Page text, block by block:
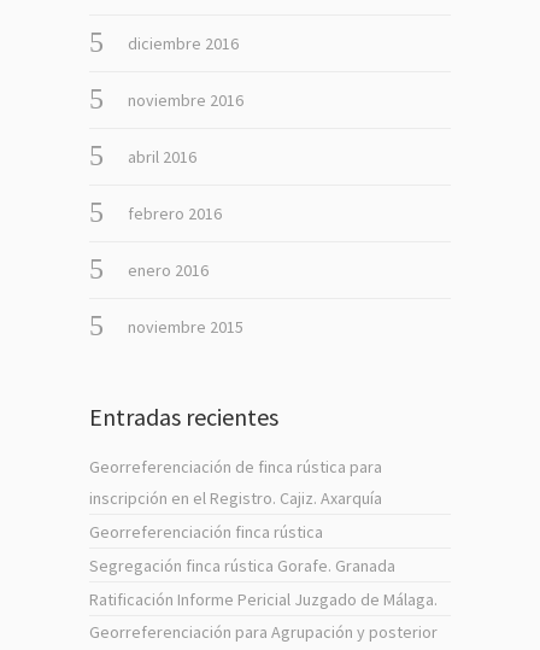
diciembre 2016
noviembre 2016
abril 2016
febrero 2016
enero 2016
noviembre 2015
Entradas recientes
Georreferenciación de finca rústica para
inscripción en el Registro. Cajiz. Axarquía
Georreferenciación finca rústica
Segregación finca rústica Gorafe. Granada
Ratificación Informe Pericial Juzgado de Málaga.
Georreferenciación para Agrupación y posterior